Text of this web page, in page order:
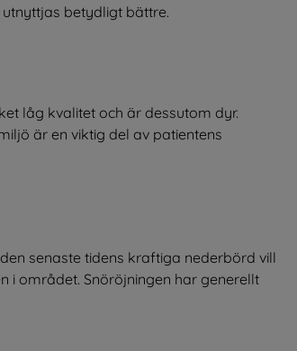
betydligt bättre.
låg kvalitet och är dessutom dyr.
är en viktig del av patientens
senaste tidens kraftiga nederbörd vill
området. Snöröjningen har generellt